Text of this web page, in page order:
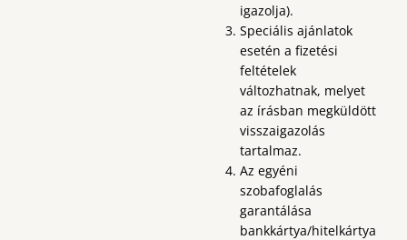
igazolja).
Speciális ajánlatok
esetén a fizetési
feltételek
változhatnak, melyet
az írásban megküldött
visszaigazolás
tartalmaz.
Az egyéni
szobafoglalás
garantálása
bankkártya/hitelkártya